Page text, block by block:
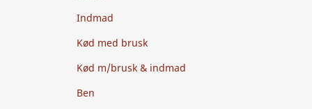
Indmad
Kød med brusk
Kød m/brusk & indmad
Ben